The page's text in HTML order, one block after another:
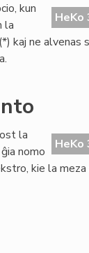
HeKo
kun
la
kaj ne alvenas
HeKo
la
nomo
kie la